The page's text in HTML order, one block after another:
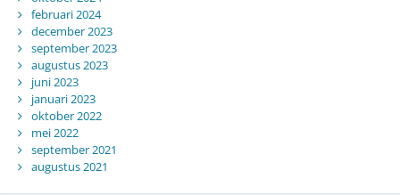
februari 2024
december 2023
september 2023
augustus 2023
juni 2023
januari 2023
oktober 2022
mei 2022
september 2021
augustus 2021